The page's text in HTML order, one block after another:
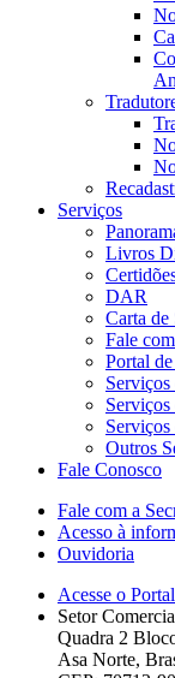
Serviços
Livros
DAR
Carta de
Fale
Portal
Outros
Fale Conosco
Fale com a
Acesso à
Ouvidoria
Acesse o
Setor
Quadra 2
Asa Norte,